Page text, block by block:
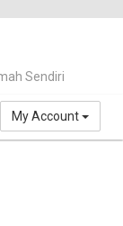
Sendiri
My Account